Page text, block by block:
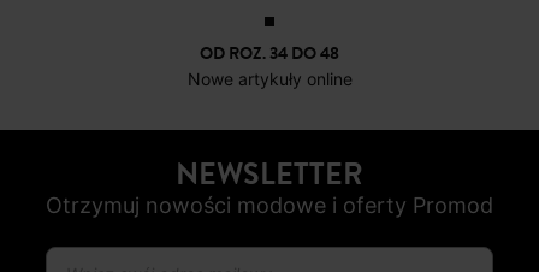
OD ROZ. 34 DO 48
Nowe artykuły online
NEWSLETTER
Otrzymuj nowości modowe i oferty Promod